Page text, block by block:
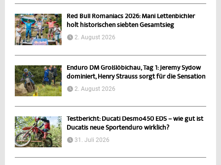
Red Bull Romaniacs 2026: Mani Lettenbichler
holt historischen siebten Gesamtsieg
2. August 2026
Enduro DM Großlöbichau, Tag 1: Jeremy Sydow
dominiert, Henry Strauss sorgt für die Sensation
2. August 2026
Testbericht: Ducati Desmo450 EDS – wie gut ist
Ducatis neue Sportenduro wirklich?
31. Juli 2026